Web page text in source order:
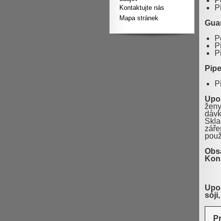
Kontaktujte nás
Mapa stránek